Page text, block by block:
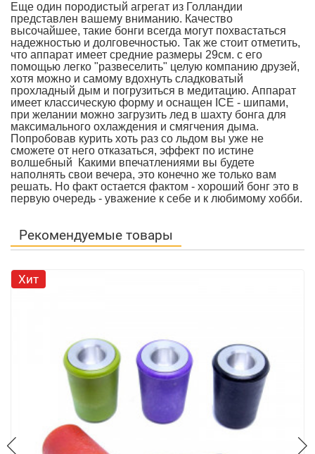
Еще один породистый агрегат из Голландии
представлен вашему вниманию. Качество
высочайшее, такие бонги всегда могут похвастаться
надежностью и долговечностью. Так же стоит отметить,
что аппарат имеет средние размеры 29см. с его
помощью легко "развеселить" целую компанию друзей,
хотя можно и самому вдохнуть сладковатый
прохладный дым и погрузиться в медитацию. Аппарат
имеет классическую форму и оснащен ICE - шипами,
при желании можно загрузить лед в шахту бонга для
максимального охлаждения и смягчения дыма.
Попробовав курить хоть раз со льдом вы уже не
сможете от него отказаться, эффект по истине
волшебный
Какими впечатлениями вы будете
наполнять свои вечера, это конечно же только вам
решать. Но факт остается фактом - хороший бонг это в
первую очередь - уважение к себе и к любимому хобби.
Рекомендуемые товары
Хит